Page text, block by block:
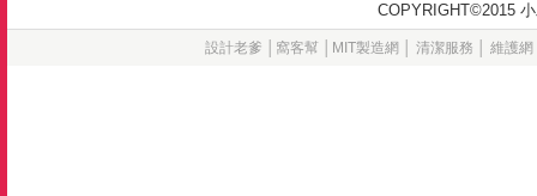
設計老爹 窩客幫│ MIT製造網 清潔服務 維護網